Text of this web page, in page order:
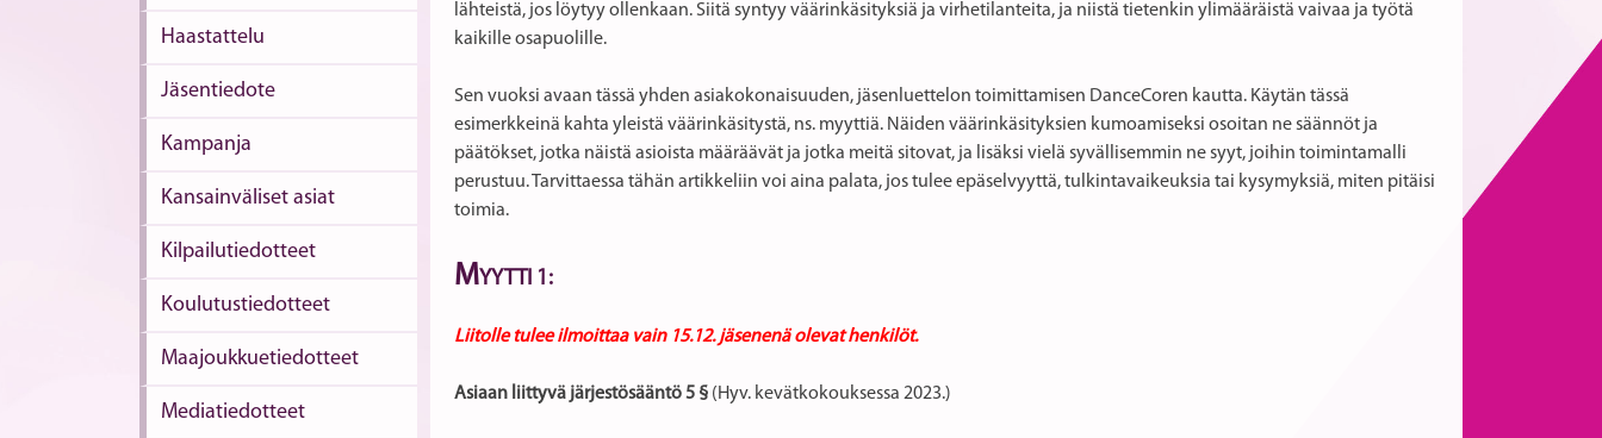
Haastattelu
Jäsentiedote
Kampanja
Kansainväliset asiat
Kilpailutiedotteet
Koulutustiedotteet
Maajoukkuetiedotteet
Mediatiedotteet
lähteistä, jos löytyy ollenkaan. Siitä syntyy väärinkäsityksiä ja virhetilanteita, ja niistä tietenkin ylimääräistä vaivaa ja työtä
kaikille osapuolille.
Sen vuoksi avaan tässä yhden asiakokonaisuuden, jäsenluettelon toimittamisen DanceCoren kautta. Käytän tässä
esimerkkeinä kahta yleistä väärinkäsitystä, ns. myyttiä. Näiden väärinkäsityksien kumoamiseksi osoitan ne säännöt ja
päätökset, jotka näistä asioista määräävät ja jotka meitä sitovat, ja lisäksi vielä syvällisemmin ne syyt, joihin toimintamalli
perustuu. Tarvittaessa tähän artikkeliin voi aina palata, jos tulee epäselvyyttä, tulkintavaikeuksia tai kysymyksiä, miten pitäisi
toimia.
MYYTTI 1:
Liitolle tulee ilmoittaa vain 15.12. jäsenenä olevat henkilöt.
Asiaan liittyvä järjestösääntö 5 § (Hyv. kevätkokouksessa 2023.)